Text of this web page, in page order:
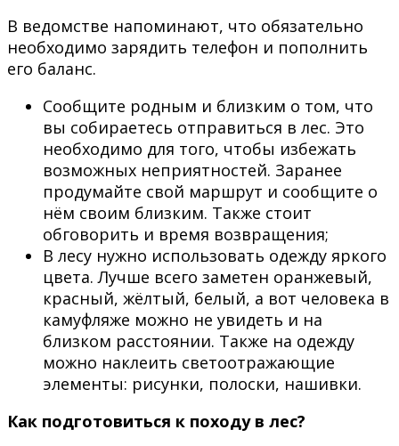
В ведомстве напоминают, что обязательно
необходимо зарядить телефон и пополнить
его баланс.
Сообщите родным и близким о том, что
вы собираетесь отправиться в лес. Это
необходимо для того, чтобы избежать
возможных неприятностей. Заранее
продумайте свой маршрут и сообщите о
нём своим близким. Также стоит
обговорить и время возвращения;
В лесу нужно использовать одежду яркого
цвета. Лучше всего заметен оранжевый,
красный, жёлтый, белый, а вот человека в
камуфляже можно не увидеть и на
близком расстоянии. Также на одежду
можно наклеить светоотражающие
элементы: рисунки, полоски, нашивки.
Как подготовиться к походу в лес?